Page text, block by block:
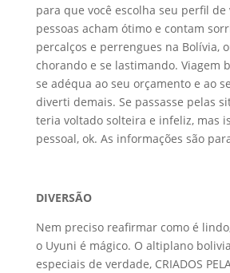
para que você escolha seu perfil de
pessoas acham ótimo e contam
percalços e perrengues na Bolívia,
chorando e se lastimando. Viagem
se adéqua ao seu orçamento e ao
diverti demais. Se passasse pelas
teria voltado solteira e infeliz, mas
pessoal, ok. As informações são
DIVERSÃO
Nem preciso reafirmar como é
o Uyuni é mágico. O altiplano
especiais de verdade, CRIADOS